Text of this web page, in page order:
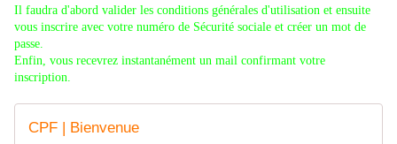
Il faudra d'abord valider les conditions générales d'utilisation et ensuite
vous inscrire avec votre numéro de Sécurité sociale et créer un mot de
passe.
Enfin, vous recevrez instantanément un mail confirmant votre
inscription.
CPF | Bienvenue